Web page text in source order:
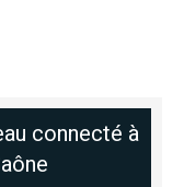
connecté à